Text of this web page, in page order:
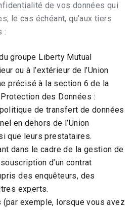
de vos données qui
le cas échéant, qu’aux tiers
:
groupe Liberty Mutual
ou à l’extérieur de l’Union
précisé à la section 6 de la
des Données :
de transfert de données
en dehors de l’Union
que leurs prestataires.
dans le cadre de la gestion de
d’un contrat
des enquêteurs, des
experts.
(par exemple, lorsque vous avez